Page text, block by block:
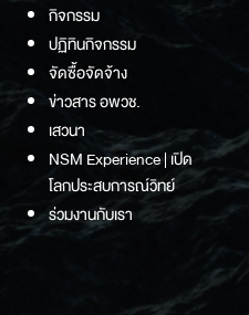
กิจกรรม
ปฏิทินกิจกรรม
จัดซื้อจัดจ้าง
ข่าวสาร อพวช.
เสวนา
NSM Experience | เปิด
โลกประสบการณ์วิทย์
ร่วมงานกับเรา